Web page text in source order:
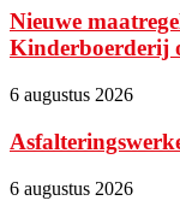
Nieuwe
Kinderboerderij
6 augustus 2026
6 augustus 2026